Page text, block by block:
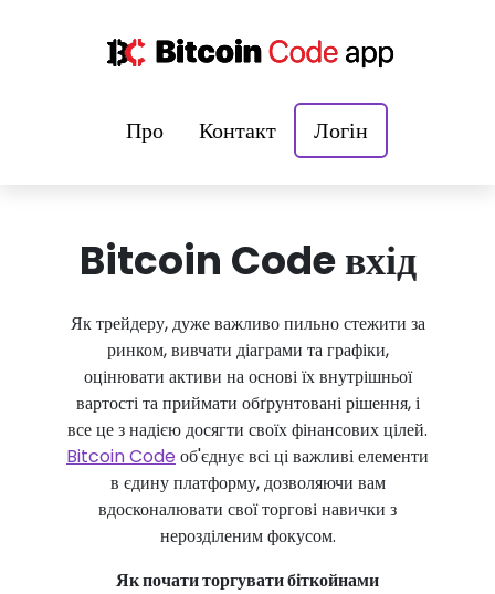
Про Контакт Логін
Bitcoin Code вхід
Як трейдеру, дуже важливо пильно стежити за
ринком, вивчати діаграми та графіки,
оцінювати активи на основі їх внутрішньої
вартості та приймати обґрунтовані рішення, і
все це з надією досягти своїх фінансових цілей.
Bitcoin Codeоб'єднує всі ці важливі елементи
в єдину платформу, дозволяючи вам
вдосконалювати свої торгові навички з
нерозділеним фокусом.
Як почати торгувати біткойнами